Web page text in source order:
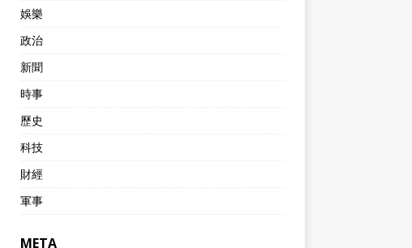
娛樂
政治
新聞
時事
歷史
科技
財經
軍事
META